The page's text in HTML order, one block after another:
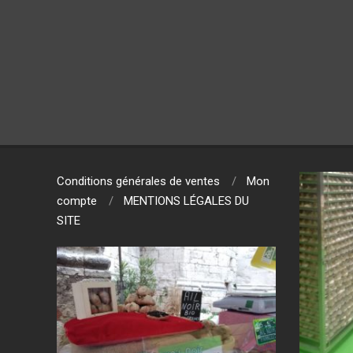
Conditions générales de ventes
Mon
compte
MENTIONS LÉGALES DU
SITE